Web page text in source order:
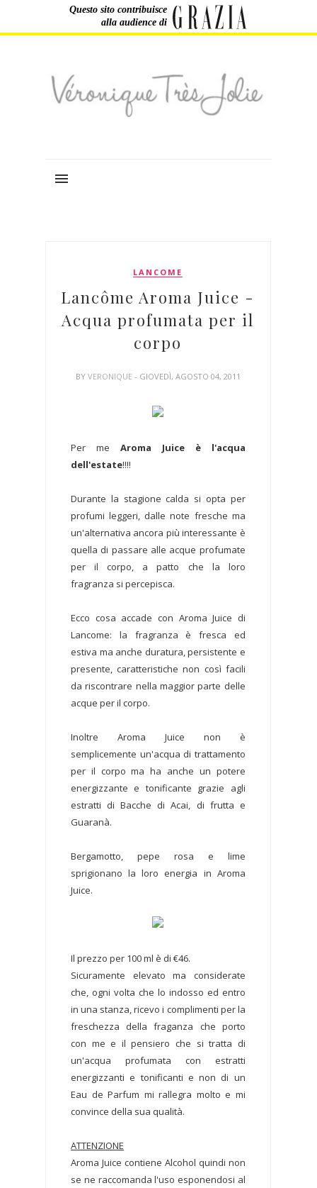
Questo sito contribuisce
alla audience di
LANCOME
Lancôme Aroma Juice -
Acqua profumata per il
corpo
BY VERONIQUE - GIOVEDÌ, AGOSTO 04, 2011
Per me Aroma Juice è l'acqua
dell'estate!!!!
Durante la stagione calda si opta per
profumi leggeri, dalle note fresche ma
un'alternativa ancora più interessante è
quella di passare alle acque profumate
per il corpo, a patto che la loro
fragranza si percepisca.
Ecco cosa accade con Aroma Juice di
Lancome: la fragranza è fresca ed
estiva ma anche duratura, persistente e
presente, caratteristiche non così facili
da riscontrare nella maggior parte delle
acque per il corpo.
Inoltre Aroma Juice non è
semplicemente un'acqua di trattamento
per il corpo ma ha anche un potere
energizzante e tonificante grazie agli
estratti di Bacche di Acai, di frutta e
Guaranà.
Bergamotto, pepe rosa e lime
sprigionano la loro energia in Aroma
Juice.
Il prezzo per 100 ml è di €46.
Sicuramente elevato ma considerate
che, ogni volta che lo indosso ed entro
in una stanza, ricevo i complimenti per la
freschezza della fraganza che porto
con me e il pensiero che si tratta di
un'acqua profumata con estratti
energizzanti e tonificanti e non di un
Eau de Parfum mi rallegra molto e mi
convince della sua qualità.
ATTENZIONE
Aroma Juice contiene Alcohol quindi non
se ne raccomanda l'uso esponendosi al